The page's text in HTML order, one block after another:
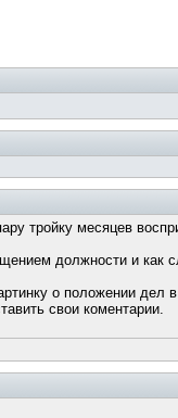
тройку месяцев
должности и как
о положении дел
свои коментарии.